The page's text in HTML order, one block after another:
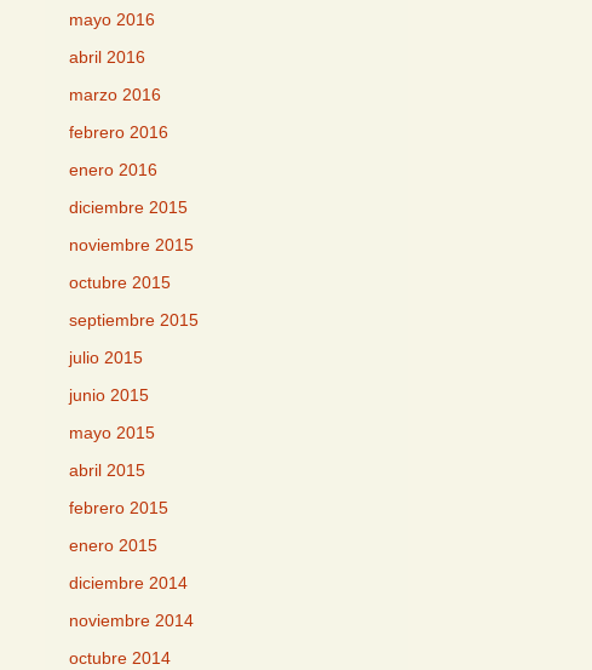
mayo 2016
abril 2016
marzo 2016
febrero 2016
enero 2016
diciembre 2015
noviembre 2015
octubre 2015
septiembre 2015
julio 2015
junio 2015
mayo 2015
abril 2015
febrero 2015
enero 2015
diciembre 2014
noviembre 2014
octubre 2014